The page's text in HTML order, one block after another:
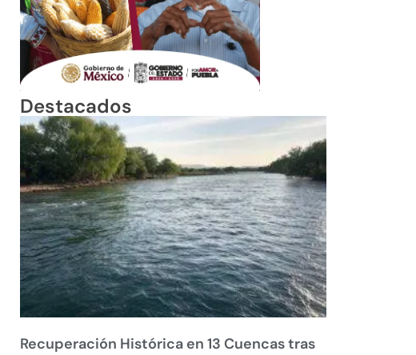
Destacados
Recuperación Histórica en 13 Cuencas tras